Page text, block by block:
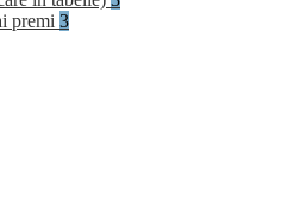
premi 3